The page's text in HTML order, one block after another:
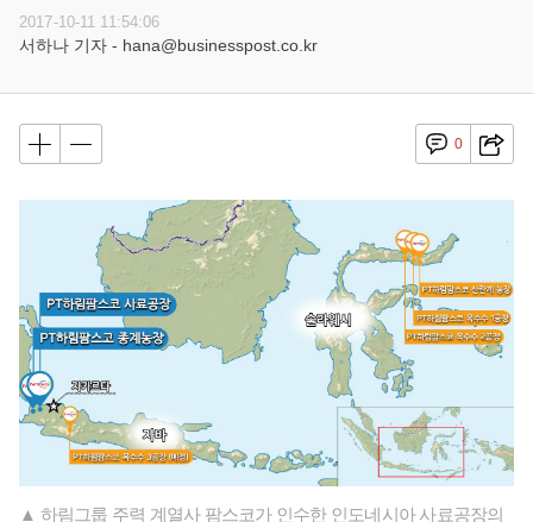
2017-10-11 11:54:06
서하나 기자 - hana@businesspost.co.kr
0
▲ 하림그룹 주력 계열사 팜스코가 인수한 인도네시아 사료공장의